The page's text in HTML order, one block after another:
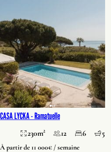
CASA LYCKA -Ramatuelle
230m² 12 6 5
À partir de 11 000€ / semaine